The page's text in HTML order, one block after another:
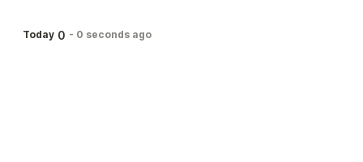
Today 0 - 0 seconds ago